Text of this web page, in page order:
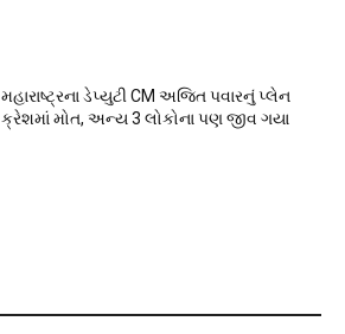
મહારાષ્ટ્રના ડેપ્યુટી CM અજિત પવારનું પ્લેન
ક્રેશમાં મોત, અન્ય 3 લોકોના પણ જીવ ગયા